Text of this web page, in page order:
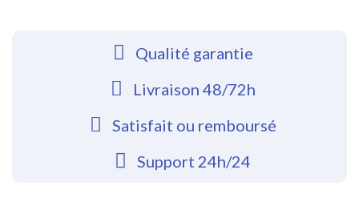
Qualité garantie
Livraison 48/72h
Satisfait ou remboursé
Support 24h/24